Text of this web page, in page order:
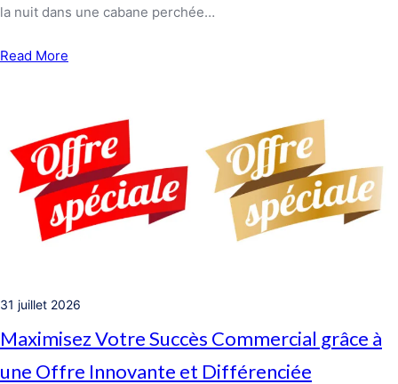
la nuit dans une cabane perchée…
Read More
31 juillet 2026
Maximisez Votre Succès Commercial grâce à
une Offre Innovante et Différenciée